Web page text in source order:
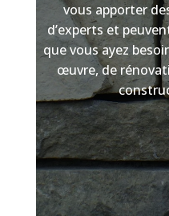
vous apporter
d’experts et
que vous ayez
œuvre, de